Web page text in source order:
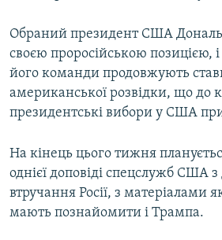
Обраний президент США
своєю проросійською позицією,
його команди продовжують
американської розвідки, що до
президентські вибори у США
На кінець цього тижня
однієї доповіді спецслужб США
втручання Росії, з матеріалами
мають познайомити і Трампа.